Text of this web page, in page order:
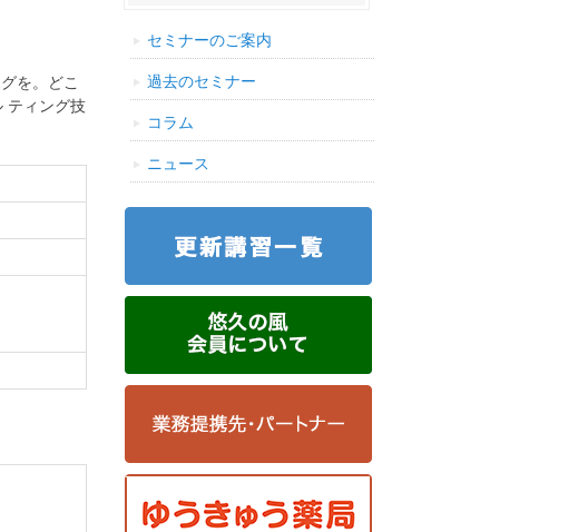
を。どこ
ティング技
セミナーのご案内
過去のセミナー
コラム
ニュース